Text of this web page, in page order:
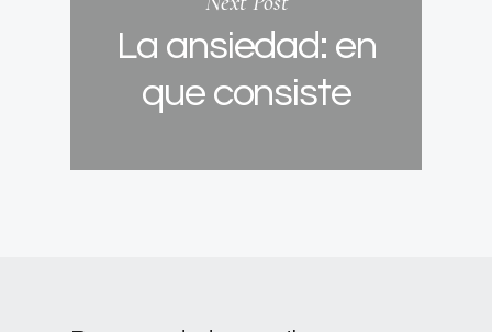
La ansiedad: en
que consiste